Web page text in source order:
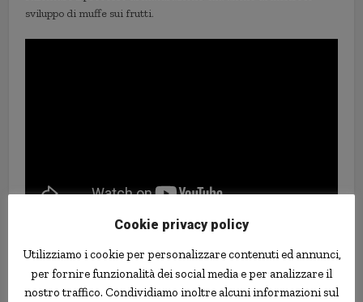
sviluppo di muffe sui frutti.
prolungare la durata di conservazione dei mango, ma in seguito
la società si rese conto che funzionavano anche su altri frutti
della stessa dimensione e con una consistenza simile, come
Cookie privacy policy
Utilizziamo i cookie per personalizzare contenuti ed annunci,
per fornire funzionalità dei social media e per analizzare il
nostro traffico. Condividiamo inoltre alcuni informazioni sul